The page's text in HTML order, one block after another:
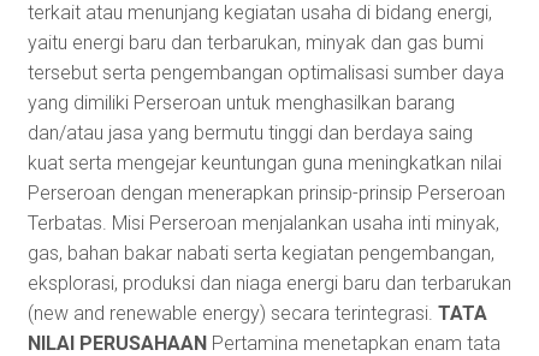
terkait atau menunjang kegiatan usaha di bidang energi,
yaitu energi baru dan terbarukan, minyak dan gas bumi
tersebut serta pengembangan optimalisasi sumber daya
yang dimiliki Perseroan untuk menghasilkan barang
dan/atau jasa yang bermutu tinggi dan berdaya saing
kuat serta mengejar keuntungan guna meningkatkan nilai
Perseroan dengan menerapkan prinsip-prinsip Perseroan
Terbatas. Misi Perseroan menjalankan usaha inti minyak,
gas, bahan bakar nabati serta kegiatan pengembangan,
eksplorasi, produksi dan niaga energi baru dan terbarukan
(new and renewable energy) secara terintegrasi. TATA
NILAI PERUSAHAANPertamina menetapkan enam tata